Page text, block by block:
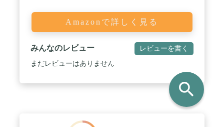
Amazonで詳しく見る
みんなのレビュー レビューを書く
まだレビューはありません
search